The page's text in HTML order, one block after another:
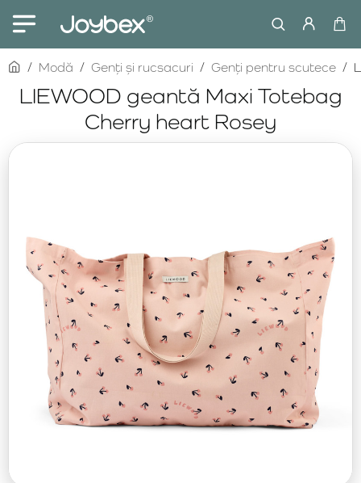
LIEWOOD geantă Maxi Totebag
Cherry heart Rosey
homeModă Genți și rucsacuri Genți pentru scutece